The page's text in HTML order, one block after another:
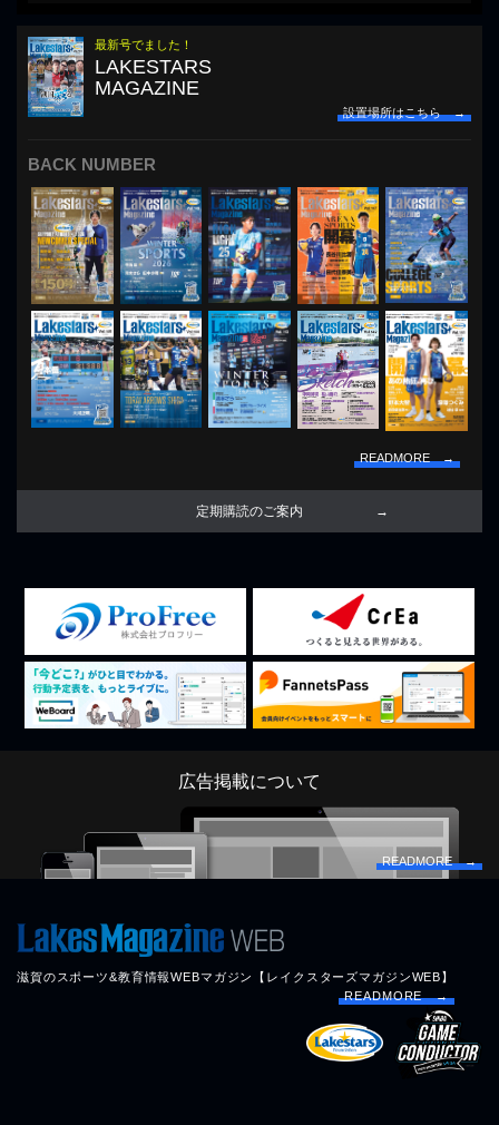
最新号でました！
LAKESTARS
MAGAZINE
設置場所はこちら →
BACK NUMBER
READMORE →
定期購読のご案内
広告掲載について
READMORE →
滋賀のスポーツ&教育情報WEBマガジン【レイクスターズマガジンWEB】
READMORE →